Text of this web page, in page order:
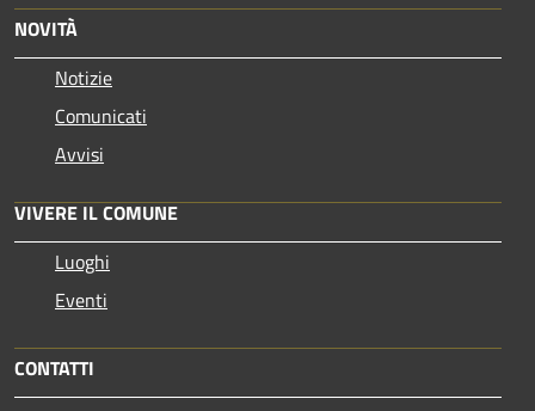
NOVITÀ
Notizie
Comunicati
Avvisi
VIVERE IL COMUNE
Luoghi
Eventi
CONTATTI